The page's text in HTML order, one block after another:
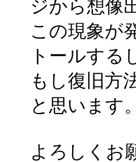
ジから想像
この現象が
トールする
もし復旧方
と思います。
よろしくお